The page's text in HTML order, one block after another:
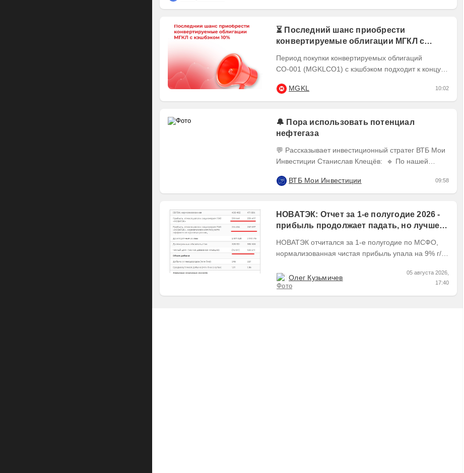
⏳ Последний шанс приобрести
конвертируемые облигации МГКЛ с
Период покупки конвертируемых облигаций
СО-001 (MGKLCO1) с кэшбэком подходит к концу.
квалифицированным...
MGKL 10:02
🔔 Пора использовать потенциал
нефтегаза
💬 Рассказывает инвестиционный стратег ВТБ Мои
Инвестиции Станислав Клещёв: 🔹 По нашей
сектора в...
ВТБ Мои Инвестиции 09:58
НОВАТЭК: Отчет за 1-е полугодие 2026 -
прибыль продолжает падать, но лучшее
НОВАТЭК отчитался за 1-е полугодие по МСФО,
нормализованная чистая прибыль упала на 9% г/г
Олег Кузьмичев
05 августа 2026,
17:40